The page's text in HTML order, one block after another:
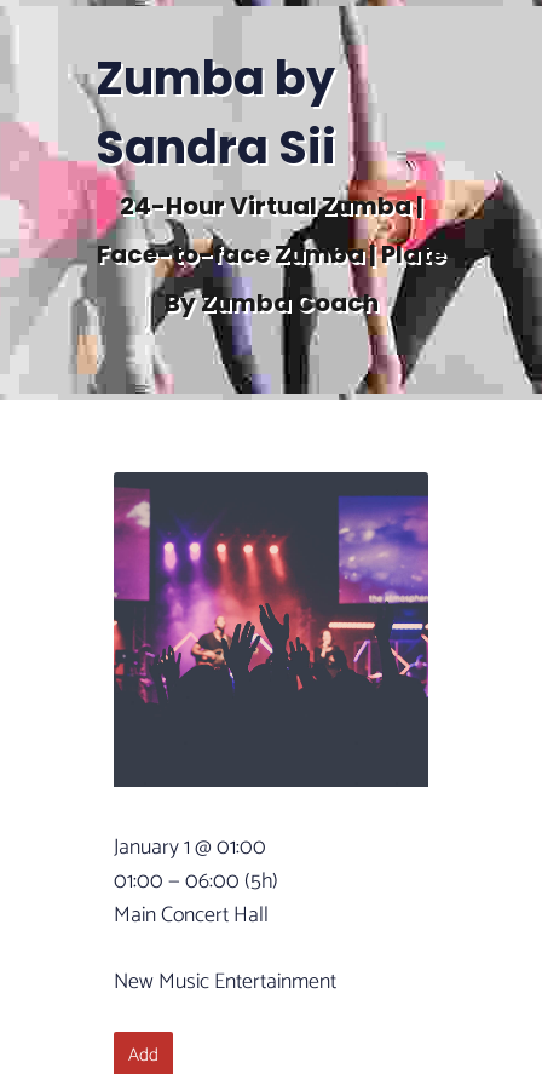
Zumba by
Sandra Sii
24-Hour Virtual Zumba |
Face-to-face Zumba | Plate
By Zumba Coach
January 1 @ 01:00
01:00 — 06:00 (5h)
Main Concert Hall
New Music Entertainment
Add